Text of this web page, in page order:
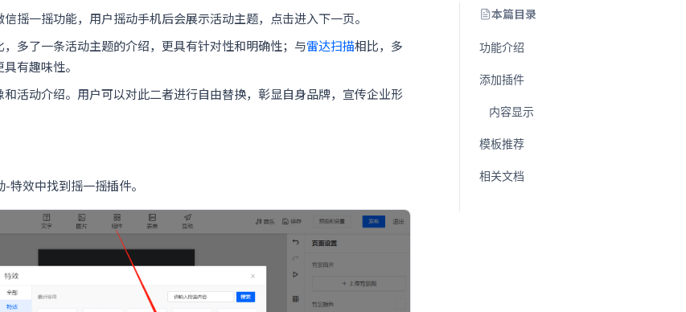
摇一摇功能，用户摇动手机后会展示活动主题，点击进入下一页。
，多了一条活动主题的介绍，更具有针对性和明确性；与雷达扫描相比，多
有趣味性。
活动介绍。用户可以对此二者进行自由替换，彰显自身品牌，宣传企业形
效中找到摇一摇插件。
本篇目录
功能介绍
添加插件
内容显示
模板推荐
相关文档